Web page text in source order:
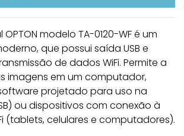
modelo TA-0120-WF é um
que possui saída USB e
de dados WiFi. Permite a
imagens em um computador,
projetado para uso na
ou dispositivos com conexão à
(tablets, celulares e computadores).